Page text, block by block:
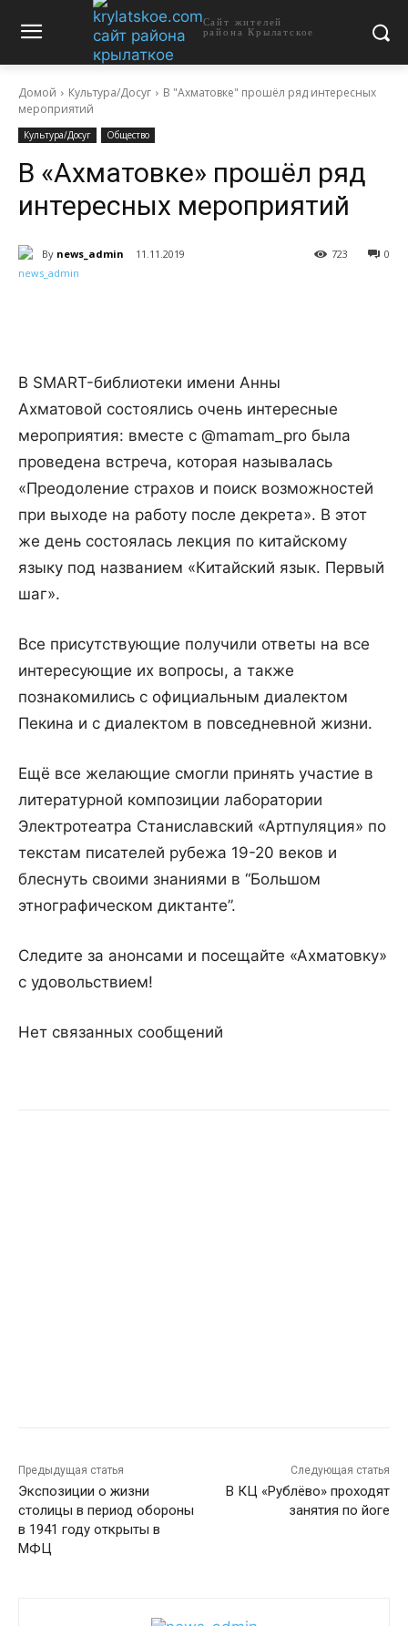
Сайт жителей
района Крылатское
Домой Культура/Досуг
В "Ахматовке" прошёл ряд интересных
мероприятий
Культура/Досуг Общество
В «Ахматовке» прошёл ряд
интересных мероприятий
By news_admin 11.11.2019 0
723
В SMART-библиотеки имени Анны
Ахматовой состоялись очень интересные
мероприятия: вместе с @mamam_pro была
проведена встреча, которая называлась
«Преодоление страхов и поиск возможностей
при выходе на работу после декрета». В этот
же день состоялась лекция по китайскому
языку под названием «Китайский язык. Первый
шаг».
Все присутствующие получили ответы на все
интересующие их вопросы, а также
познакомились с официальным диалектом
Пекина и с диалектом в повседневной жизни.
Ещё все желающие смогли принять участие в
литературной композиции лаборатории
Электротеатра Станиславский «Артпуляция» по
текстам писателей рубежа 19-20 веков и
блеснуть своими знаниями в “Большом
этнографическом диктанте”.
Следите за анонсами и посещайте «Ахматовку»
с удовольствием!
Нет связанных сообщений
Предыдущая статья
Экспозиции о жизни
столицы в период обороны
в 1941 году открыты в
МФЦ
Следующая статья
В КЦ «Рублёво» проходят
занятия по йоге